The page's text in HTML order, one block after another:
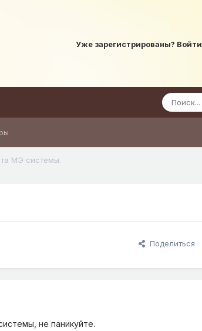
Уже зарегистрированы? Войти
МЭ системы.
Поделиться
не паникуйте.